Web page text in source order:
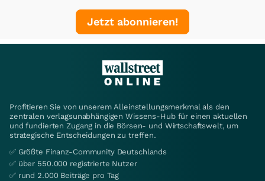
Jetzt abonnieren!
Profitieren Sie von unserem Alleinstellungsmerkmal als den
zentralen verlagsunabhängigen Wissens-Hub für einen aktuellen
und fundierten Zugang in die Börsen- und Wirtschaftswelt, um
strategische Entscheidungen zu treffen.
✅ Größte Finanz-Community Deutschlands
✅ über 550.000 registrierte Nutzer
✅ rund 2.000 Beiträge pro Tag